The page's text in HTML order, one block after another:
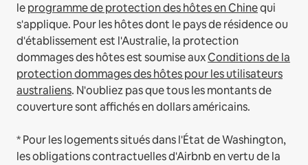
leprogramme de protection des hôtes en Chinequi
s'applique. Pour les hôtes dont le pays de résidence ou
d'établissement est l'Australie, la protection
dommages des hôtes est soumise auxConditions de la
protection dommages des hôtes pour les utilisateurs
australiens. N'oubliez pas que tous les montants de
couverture sont affichés en dollars américains.
* Pour les logements situés dans l'État de Washington,
les obligations contractuelles d'Airbnb en vertu de la